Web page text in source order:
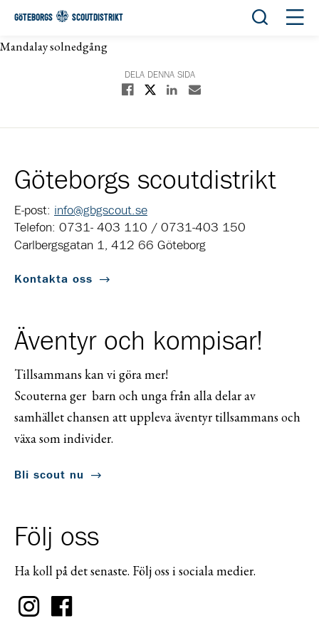
GÖTEBORGS SCOUTDISTRIKT Öppna
Mandalay solnedgång
DELA DENNA SIDA
Dela på Facebook
Dela på XDela på Linkedin
Dela med E-post
Göteborgs scoutdistrikt
E-post: info@gbgscout.se
Telefon: 0731- 403 110 / 0731-403 150
Carlbergsgatan 1, 412 66 Göteborg
Kontakta oss
Äventyr och kompisar!
Tillsammans kan vi göra mer!
Scouterna ger barn och unga från alla delar av
samhället chansen att uppleva äventyr tillsammans och
växa som individer.
Bli scout nu
Följ oss
Ha koll på det senaste. Följ oss i sociala medier.